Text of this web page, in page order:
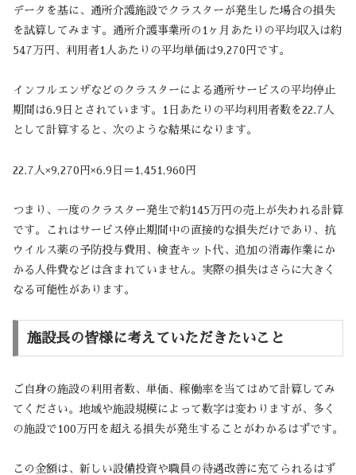
データを基に、通所介護施設でクラスターが発生した場合の損失
を試算してみます。通所介護事業所の1ヶ月あたりの平均収入は約
547万円、利用者1人あたりの平均単価は9,270円です。
インフルエンザなどのクラスターによる通所サービスの平均停止
期間は6.9日とされています。1日あたりの平均利用者数を22.7人
として計算すると、次のような結果になります。
22.7人×9,270円×6.9日＝1,451,960円
つまり、一度のクラスター発生で約145万円の売上が失われる計算
です。これはサービス停止期間中の直接的な損失だけであり、抗
ウイルス薬の予防投与費用、検査キット代、追加の消毒作業にか
かる人件費などは含まれていません。実際の損失はさらに大きく
なる可能性があります。
施設長の皆様に考えていただきたいこと
ご自身の施設の利用者数、単価、稼働率を当てはめて計算してみ
てください。地域や施設規模によって数字は変わりますが、多く
の施設で100万円を超える損失が発生することがわかるはずです。
この金額は、新しい設備投資や職員の待遇改善に充てられるはず